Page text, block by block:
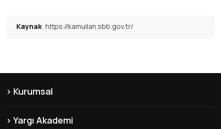
Kaynak https://kamuilan.sbb.gov.tr/
Kurumsal
Hakkımızda
Yargı Akademi